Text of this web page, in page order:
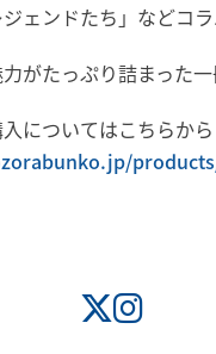
ェンドたち」などコラ
がたっぷり詰まった一
についてはこちらから